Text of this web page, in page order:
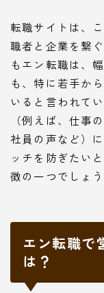
転職サイトは、
職者と企業を繋
もエン転職は、
も、特に若手か
いると言われて
（例えば、仕事
社員の声など）
ッチを防ぎたい
徴の一つでしょう
エン転職で
は？